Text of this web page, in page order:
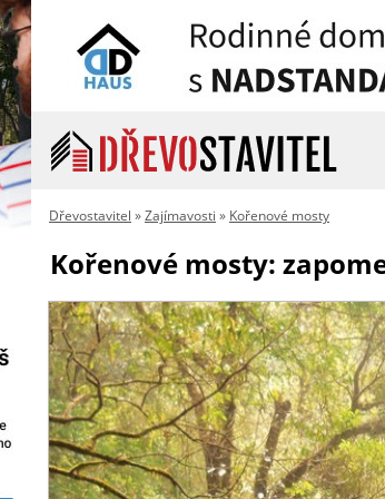
Dřevostavitel »Zajímavosti » Kořenové mosty
Kořenové mosty: